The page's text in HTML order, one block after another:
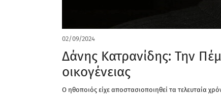
02/09/2024
Δάνης Κατρανίδης: Την
οικογένειας
Ο ηθοποιός είχε αποστασιοποιηθεί τα τελευταία